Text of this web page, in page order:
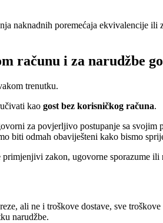
naknadnih poremećaja ekvivalencije
računu i za narudžbe
trenutku.
kao gost bez korisničkog računa.
za povjerljivo postupanje sa
biti odmah obaviješteni kako bismo
zakon, ugovorne sporazume ili
ali ne i troškove dostave, sve
narudžbe.